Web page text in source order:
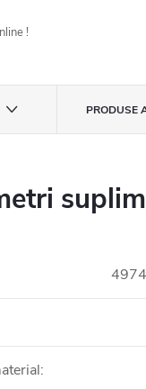
!
PRODUSE
: